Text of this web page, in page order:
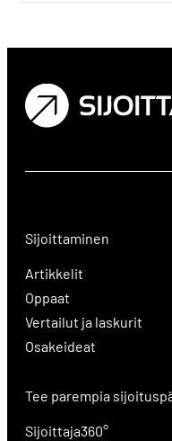
Sijoittaminen
Artikkelit
Oppaat
Vertailut ja laskurit
Osakeideat
Tee parempia
Sijoittaja360°